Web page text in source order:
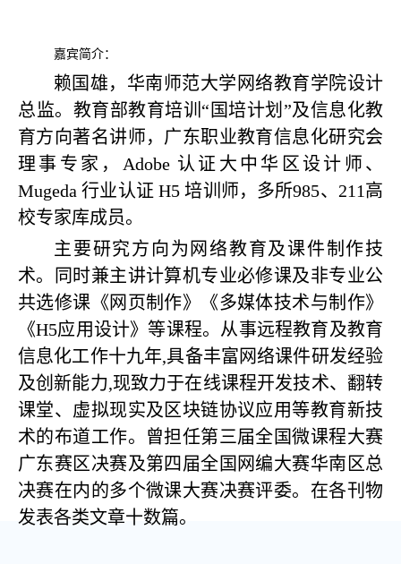
嘉宾简介：
赖国雄，华南师范大学网络教育学院设计
总监。教育部教育培训“国培计划”及信息化教
育方向著名讲师，广东职业教育信息化研究会
理事专家，Adobe 认证大中华区设计师、
Mugeda 行业认证 H5 培训师，多所985、211高
校专家库成员。
主要研究方向为网络教育及课件制作技
术。同时兼主讲计算机专业必修课及非专业公
共选修课《网页制作》《多媒体技术与制作》
《H5应用设计》等课程。从事远程教育及教育
信息化工作十九年,具备丰富网络课件研发经验
及创新能力,现致力于在线课程开发技术、翻转
课堂、虚拟现实及区块链协议应用等教育新技
术的布道工作。曾担任第三届全国微课程大赛
广东赛区决赛及第四届全国网编大赛华南区总
决赛在内的多个微课大赛决赛评委。在各刊物
发表各类文章十数篇。